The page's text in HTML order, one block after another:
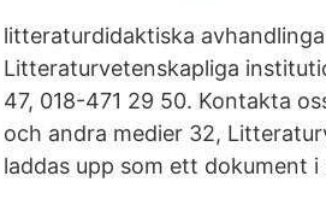
litteraturdidaktiska
Litteraturvetenskapliga
47, 018-471 29 50. Kontakta
och andra medier 32,
laddas upp som ett dokument